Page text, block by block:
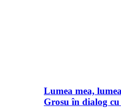
Lumea mea,
Grosu în dialog